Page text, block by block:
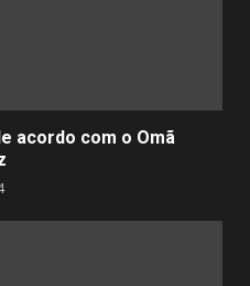
acordo com o Omã